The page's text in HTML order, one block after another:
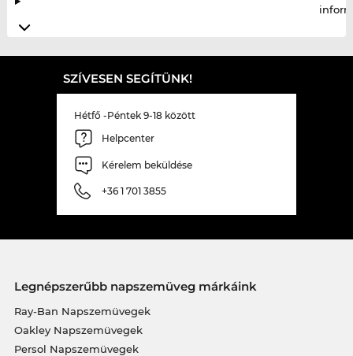
SZÍVESEN SEGÍTÜNK!
Hétfő -Péntek 9-18 között
Helpcenter
Kérelem beküldése
+36 1 701 3855
Legnépszerűbb napszemüveg márkáink
Ray-Ban Napszemüvegek
Oakley Napszemüvegek
Persol Napszemüvegek